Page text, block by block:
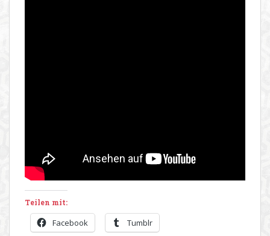
Teilen mit:
Facebook Tumblr